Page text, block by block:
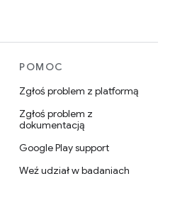
POMOC
Zgłoś problem z platformą
Zgłoś problem z
dokumentacją
Google Play support
Weź udział w badaniach